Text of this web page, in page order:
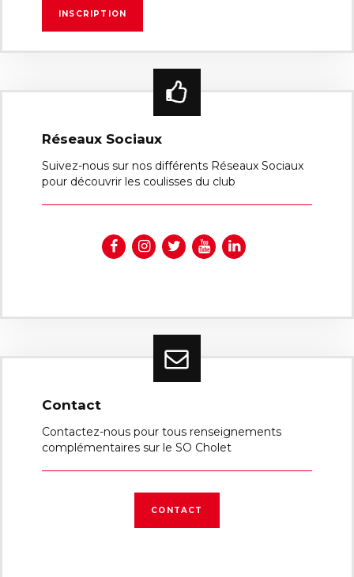
Réseaux Sociaux
Suivez-nous sur nos différents Réseaux Sociaux
pour découvrir les coulisses du club
Contact
Contactez-nous pour tous renseignements
complémentaires sur le SO Cholet
CONTACT